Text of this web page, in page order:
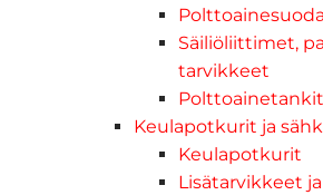
Säiliöliittimet,
tarvikkeet
Keulapotkurit ja
Keulapotkurit
Lisätarvikkeet